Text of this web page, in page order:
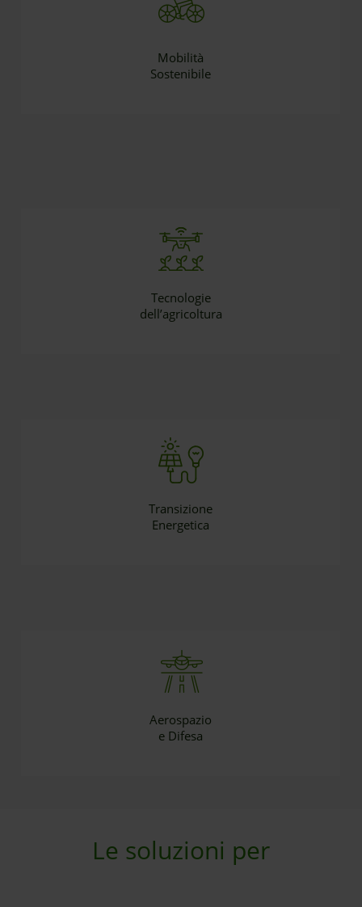
Mobilità
Sostenibile
Tecnologie
dell’agricoltura
Transizione
Energetica
Aerospazio
e Difesa
Le soluzioni per